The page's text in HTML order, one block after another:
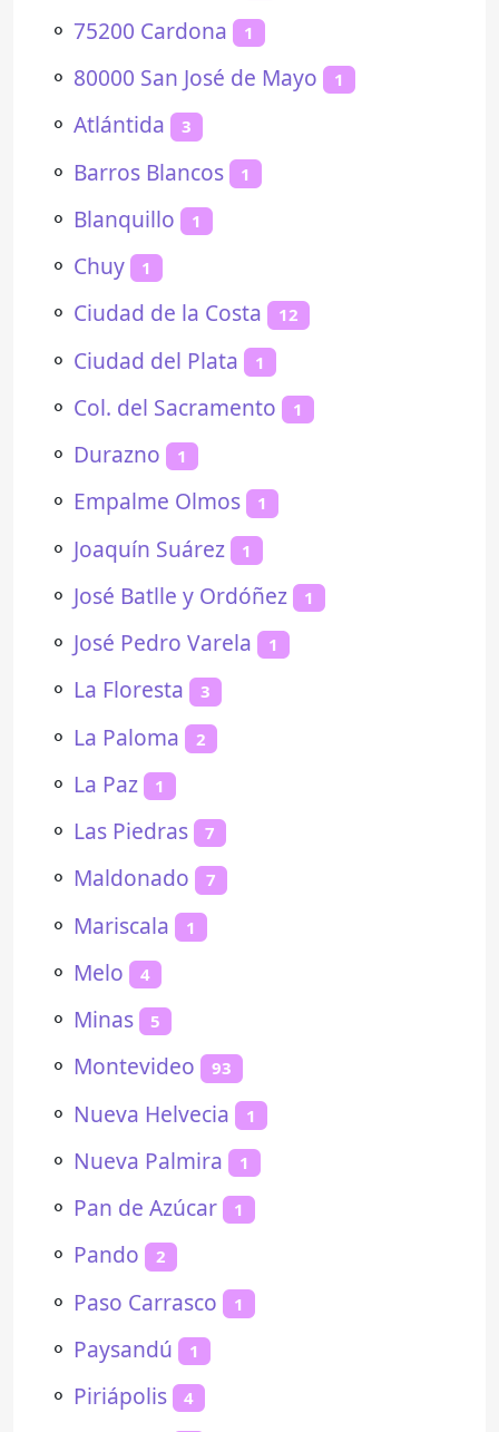
⚬ 75200 Cardona 1
⚬ 80000 San José de Mayo 1
⚬ Atlántida 3
⚬ Barros Blancos 1
⚬ Blanquillo 1
⚬ Chuy 1
⚬ Ciudad de la Costa 12
⚬ Ciudad del Plata 1
⚬ Col. del Sacramento 1
⚬ Durazno 1
⚬ Empalme Olmos 1
⚬ Joaquín Suárez 1
⚬ José Batlle y Ordóñez 1
⚬ José Pedro Varela 1
⚬ La Floresta 3
⚬ La Paloma 2
⚬ La Paz 1
⚬ Las Piedras 7
⚬ Maldonado 7
⚬ Mariscala 1
⚬ Melo 4
⚬ Minas 5
⚬ Montevideo 93
⚬ Nueva Helvecia 1
⚬ Nueva Palmira 1
⚬ Pan de Azúcar 1
⚬ Pando 2
⚬ Paso Carrasco 1
⚬ Paysandú 1
⚬ Piriápolis 4